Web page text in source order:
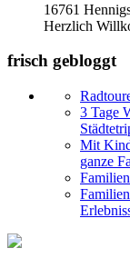
16761
Herzlich
frisch gebloggt
3 Tage
Mit
ganze